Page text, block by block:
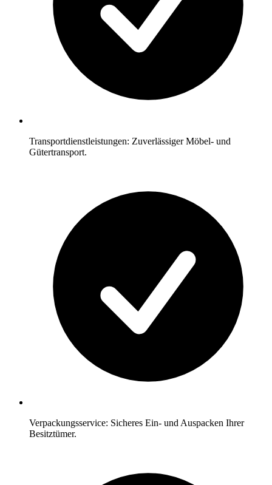
Transportdienstleistungen: Zuverlässiger Möbel- und
Gütertransport.
Verpackungsservice: Sicheres Ein- und Auspacken Ihrer
Besitztümer.